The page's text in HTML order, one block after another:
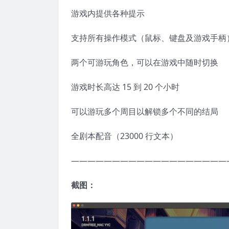
游戏内提供各种提示
支持所有操作模式（鼠标、键盘及游戏手柄
两个可游玩角色，可以在游戏中随时切换
游戏时长高达 15 到 20 个小时
可以游玩多个周目以解锁多个不同的结局
全剧本配音（23000 行文本）
截图：